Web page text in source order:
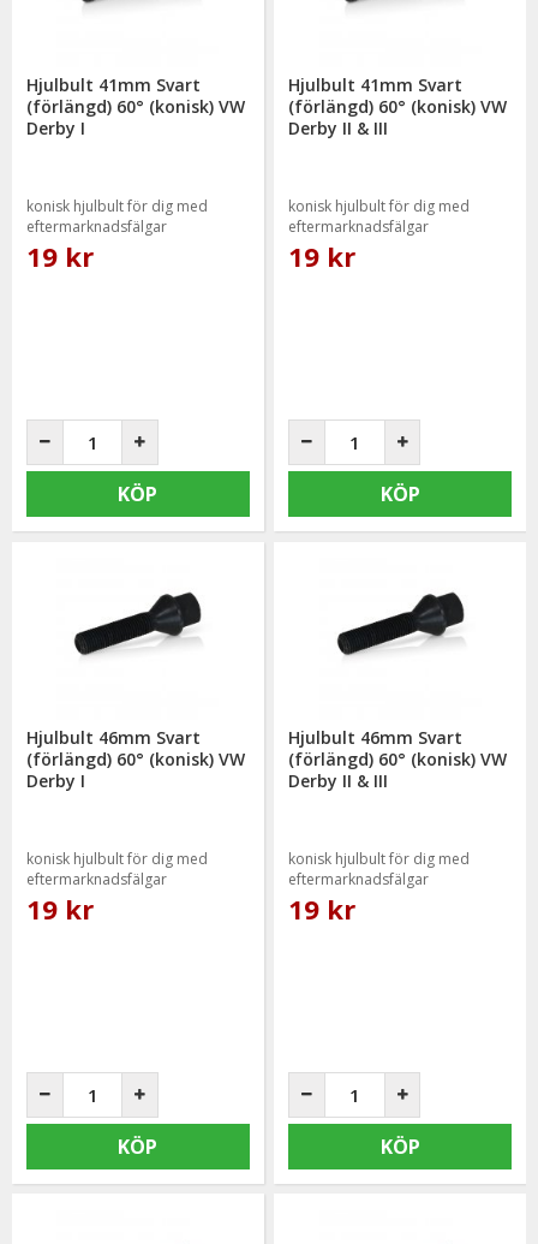
Hjulbult 41mm Svart
(förlängd) 60° (konisk) VW
Derby I
konisk hjulbult för dig med
eftermarknadsfälgar
19 kr
KÖP
Hjulbult 41mm Svart
(förlängd) 60° (konisk) VW
Derby II & III
konisk hjulbult för dig med
eftermarknadsfälgar
19 kr
KÖP
Hjulbult 46mm Svart
(förlängd) 60° (konisk) VW
Derby I
konisk hjulbult för dig med
eftermarknadsfälgar
19 kr
KÖP
Hjulbult 46mm Svart
(förlängd) 60° (konisk) VW
Derby II & III
konisk hjulbult för dig med
eftermarknadsfälgar
19 kr
KÖP